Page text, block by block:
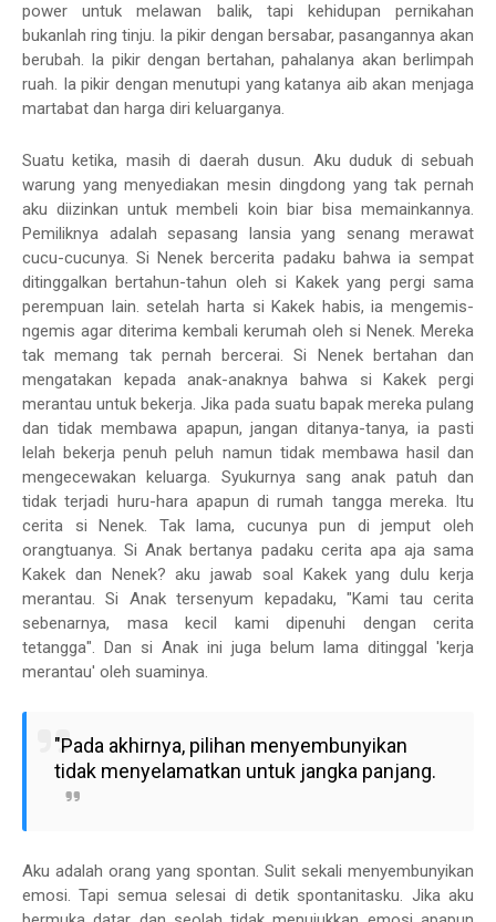
power untuk melawan balik, tapi kehidupan pernikahan
bukanlah ring tinju. Ia pikir dengan bersabar, pasangannya akan
berubah. Ia pikir dengan bertahan, pahalanya akan berlimpah
ruah. Ia pikir dengan menutupi yang katanya aib akan menjaga
martabat dan harga diri keluarganya.
Suatu ketika, masih di daerah dusun. Aku duduk di sebuah
warung yang menyediakan mesin dingdong yang tak pernah
aku diizinkan untuk membeli koin biar bisa memainkannya.
Pemiliknya adalah sepasang lansia yang senang merawat
cucu-cucunya. Si Nenek bercerita padaku bahwa ia sempat
ditinggalkan bertahun-tahun oleh si Kakek yang pergi sama
perempuan lain. setelah harta si Kakek habis, ia mengemis-
ngemis agar diterima kembali kerumah oleh si Nenek. Mereka
tak memang tak pernah bercerai. Si Nenek bertahan dan
mengatakan kepada anak-anaknya bahwa si Kakek pergi
merantau untuk bekerja. Jika pada suatu bapak mereka pulang
dan tidak membawa apapun, jangan ditanya-tanya, ia pasti
lelah bekerja penuh peluh namun tidak membawa hasil dan
mengecewakan keluarga. Syukurnya sang anak patuh dan
tidak terjadi huru-hara apapun di rumah tangga mereka. Itu
cerita si Nenek. Tak lama, cucunya pun di jemput oleh
orangtuanya. Si Anak bertanya padaku cerita apa aja sama
Kakek dan Nenek? aku jawab soal Kakek yang dulu kerja
merantau. Si Anak tersenyum kepadaku, "Kami tau cerita
sebenarnya, masa kecil kami dipenuhi dengan cerita
tetangga". Dan si Anak ini juga belum lama ditinggal 'kerja
merantau' oleh suaminya.
"Pada akhirnya, pilihan menyembunyikan
tidak menyelamatkan untuk jangka panjang.
Aku adalah orang yang spontan. Sulit sekali menyembunyikan
emosi. Tapi semua selesai di detik spontanitasku. Jika aku